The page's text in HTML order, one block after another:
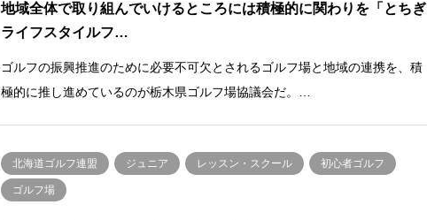
地域全体で取り組んでいけるところには積極的に関わりを「とちぎ
ライフスタイルフ…
ゴルフの振興推進のために必要不可欠とされるゴルフ場と地域の連携を、積
極的に推し進めているのが栃木県ゴルフ場協議会だ。…
北海道ゴルフ連盟 ジュニア レッスン・スクール 初心者ゴルフ
ゴルフ場